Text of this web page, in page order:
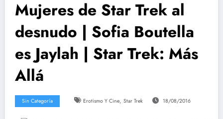
Mujeres de Star Trek al
desnudo | Sofia Boutella
es Jaylah | Star Trek: Más
Allá
Sin Categoría Erotismo Y Cine, Star Trek 18/08/2016